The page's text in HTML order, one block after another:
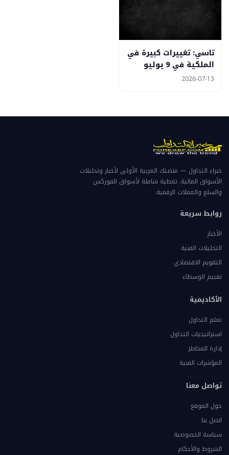
تاسي: تغييرات كبيرة في
الملكية في 9 يوليو
2026-07-13
خبراء التداول — منصتك العربية الأولى لأخبار وتحليلات
الأسواق المالية. تغطية شاملة لأسواق الفوركس
والسلع والعملات الرقمية.
روابط سريعة
الأخبار
التحليلات الفنية
التقويم الاقتصادي
تقييم الوسطاء
الأكاديمية
تعلم التداول
استراتيجيات التداول
إدارة المخاطر
المؤشرات الفنية
تواصل معنا
حول الموقع
اتصل بنا
سياسة الخصوصية
الشروط والأحكام